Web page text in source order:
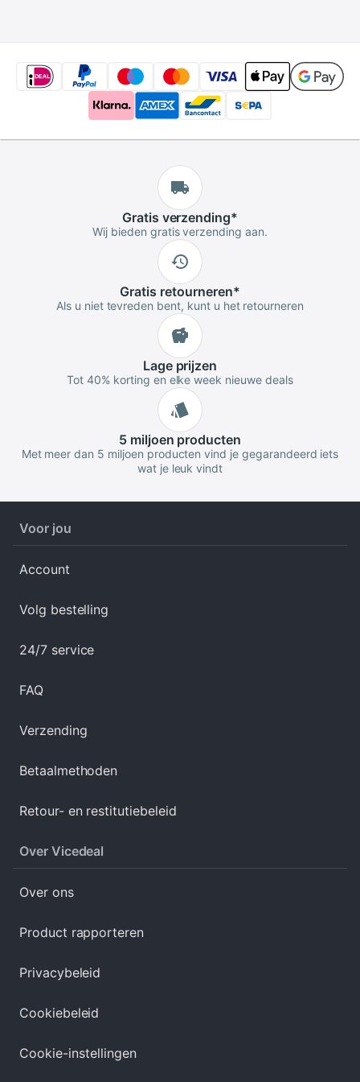
Gratis verzending*
Wij bieden gratis verzending aan.
Gratis retourneren*
Als u niet tevreden bent, kunt u het retourneren
Lageprijzen
Tot 40% korting en elke week nieuwe deals
5 miljoen producten
Met meer dan 5 miljoen producten vind je gegarandeerd iets
wat je leuk vindt
Voor jou
Account
Volg bestelling
24/7 service
FAQ
Verzending
Betaalmethoden
Retour- en restitutiebeleid
Over Vicedeal
Over ons
Product rapporteren
Privacybeleid
Cookiebeleid
Cookie-instellingen